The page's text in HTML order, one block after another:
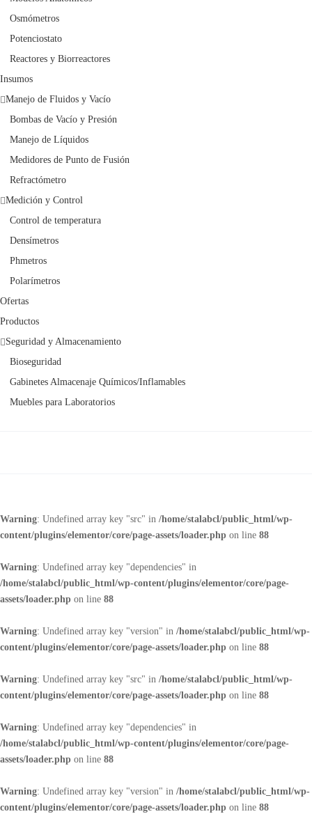
Osmómetros
Potenciostato
Reactores y Biorreactores
Insumos
Manejo de Fluidos y Vacío
Bombas de Vacío y Presión
Manejo de Líquidos
Medidores de Punto de Fusión
Refractómetro
Medición y Control
Control de temperatura
Densímetros
Phmetros
Polarímetros
Ofertas
Productos
Seguridad y Almacenamiento
Bioseguridad
Gabinetes Almacenaje Químicos/Inflamables
Muebles para Laboratorios
Warning: Undefined array key "src" in /home/stalabcl/public_html/wp-
content/plugins/elementor/core/page-assets/loader.php on line 88
Warning: Undefined array key "dependencies" in
/home/stalabcl/public_html/wp-content/plugins/elementor/core/page-
assets/loader.php on line 88
Warning: Undefined array key "version" in /home/stalabcl/public_html/wp-
content/plugins/elementor/core/page-assets/loader.php on line 88
Warning: Undefined array key "src" in /home/stalabcl/public_html/wp-
content/plugins/elementor/core/page-assets/loader.php on line 88
Warning: Undefined array key "dependencies" in
/home/stalabcl/public_html/wp-content/plugins/elementor/core/page-
assets/loader.php on line 88
Warning: Undefined array key "version" in /home/stalabcl/public_html/wp-
content/plugins/elementor/core/page-assets/loader.php on line 88